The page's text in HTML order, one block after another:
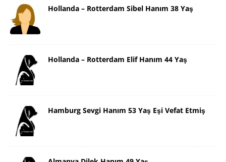
Hollanda – Rotterdam Sibel Hanım 38 Yaş
Hollanda – Rotterdam Elif Hanım 44 Yaş
Hamburg Sevgi Hanım 53 Yaş Eşi Vefat Etmiş